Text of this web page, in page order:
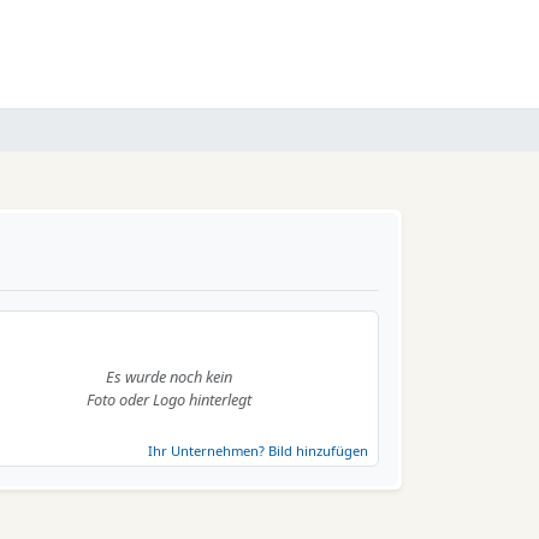
Es wurde noch kein
Foto oder Logo hinterlegt
Ihr Unternehmen? Bild hinzufügen